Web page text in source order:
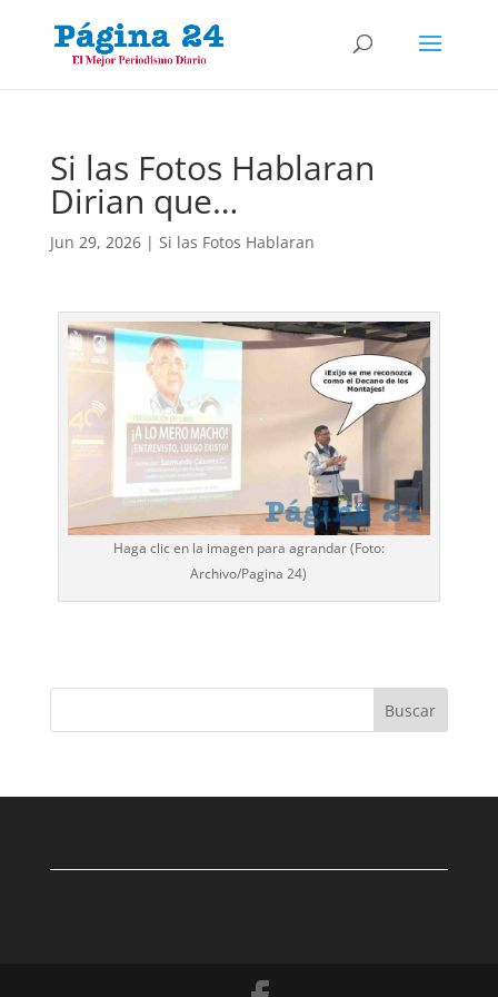
Si las Fotos Hablaran
Dirian que…
Jun 29, 2026| Si las Fotos Hablaran
Haga clic en la imagen para agrandar (Foto:
Archivo/Pagina 24)
Buscar